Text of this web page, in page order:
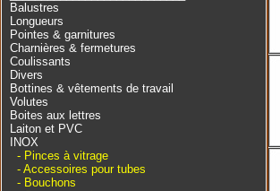
Balustres
Longueurs
Pointes & garnitures
Charnières & fermetures
Coulissants
Divers
Bottines & vêtements de travail
Volutes
Boites aux lettres
Laiton et PVC
INOX
- Pinces à vitrage
- Accessoires pour tubes
- Bouchons